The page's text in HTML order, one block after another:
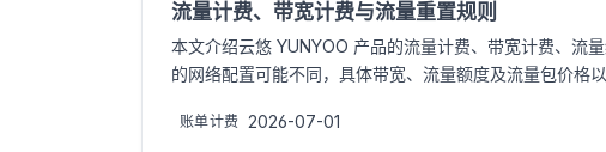
流量计费、带宽计费与流量重置规则
本文介绍云悠 YUNYOO 产品的流量计费、带宽计费、流
的网络配置可能不同，具体带宽、流量额度及流量包价格
账单计费 2026-07-01